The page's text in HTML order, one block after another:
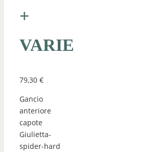
+
VARIE
79,30 €
Gancio
anteriore
capote
Giulietta-
spider-hard